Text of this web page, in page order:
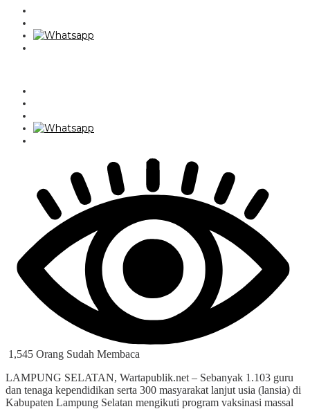
1,545 Orang Sudah Membaca
LAMPUNG SELATAN, Wartapublik.net – Sebanyak 1.103 guru
dan tenaga kependidikan serta 300 masyarakat lanjut usia (lansia) di
Kabupaten Lampung Selatan mengikuti program vaksinasi massal